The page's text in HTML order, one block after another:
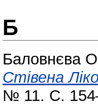
Б
Баловнєва
Стівена
№ 11. С.